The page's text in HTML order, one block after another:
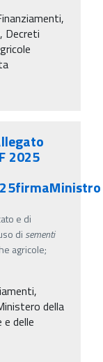
Decreti
2025
e di
di sementi
agricole;
della
delle